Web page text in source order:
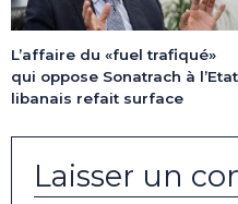
L’affaire du «fuel trafiqué»
qui oppose Sonatrach à l’Etat
libanais refait surface
Laisser un